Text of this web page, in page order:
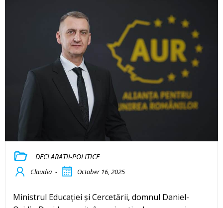
DECLARATII-POLITICE
Claudia - October 16, 2025
Ministrul Educației și Cercetării, domnul Daniel-